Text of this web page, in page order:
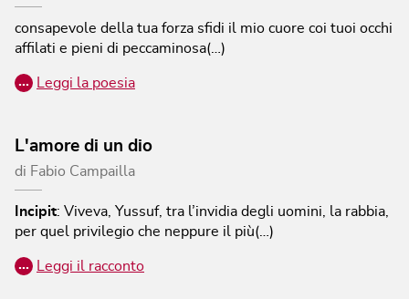
consapevole della tua forza sfidi il mio cuore coi tuoi occhi
affilati e pieni di peccaminosa(…)
… Leggi la poesia
L'amore di un dio
di Fabio Campailla
Incipit: Viveva, Yussuf, tra l’invidia degli uomini, la rabbia,
per quel privilegio che neppure il più(…)
… Leggi il racconto